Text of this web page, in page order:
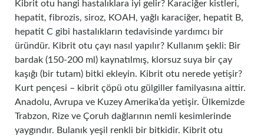
Kibrit otu hangi hastalıklara iyi gelir? Karaciğer kistleri,
hepatit, fibrozis, siroz, KOAH, yağlı karaciğer, hepatit B,
hepatit C gibi hastalıkların tedavisinde yardımcı bir
üründür. Kibrit otu çayı nasıl yapılır? Kullanım şekli: Bir
bardak (150-200 ml) kaynatılmış, klorsuz suya bir çay
kaşığı (bir tutam) bitki ekleyin. Kibrit otu nerede yetişir?
Kurt pençesi – kibrit çöpü otu gülgiller familyasına aittir.
Anadolu, Avrupa ve Kuzey Amerika’da yetişir. Ülkemizde
Trabzon, Rize ve Çoruh dağlarının nemli kesimlerinde
yaygındır. Bulanık yeşil renkli bir bitkidir. Kibrit otu